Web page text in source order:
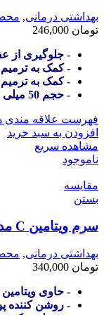
بهداشتی درمانی,
تومان
- جلوگیری از
- کمک به
- کمک به ترمیم
- حجم 50 میلی لیتر
فهرست علاقه مندی
افزودن به سبد خرید
مشاهده سریع
ناموجود
مقایسه
بستن
سرم ویتامین C مدیلن
بهداشتی درمانی,
تومان
- حاوی ویتامین c
- روشن کننده